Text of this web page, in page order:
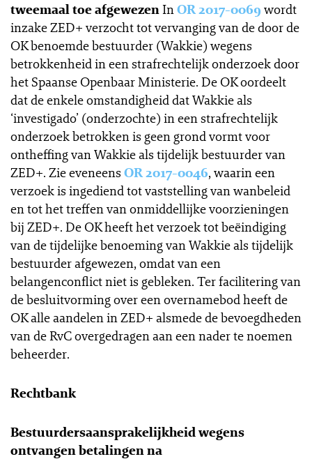
tweemaal toe afgewezenInOR 2017-0069 wordt
inzake ZED+ verzocht tot vervanging van de door de
OK benoemde bestuurder (Wakkie) wegens
betrokkenheid in een strafrechtelijk onderzoek door
het Spaanse Openbaar Ministerie. De OK oordeelt
dat de enkele omstandigheid dat Wakkie als
‘investigado’ (onderzochte) in een strafrechtelijk
onderzoek betrokken is geen grond vormt voor
ontheffing van Wakkie als tijdelijk bestuurder van
ZED+. Zie eveneens OR 2017-0046, waarin een
verzoek is ingediend tot vaststelling van wanbeleid
en tot het treffen van onmiddellijke voorzieningen
bij ZED+. De OK heeft het verzoek tot beëindiging
van de tijdelijke benoeming van Wakkie als tijdelijk
bestuurder afgewezen, omdat van een
belangenconflict niet is gebleken. Ter facilitering van
de besluitvorming over een overnamebod heeft de
OK alle aandelen in ZED+ alsmede de bevoegdheden
van de RvC overgedragen aan een nader te noemen
beheerder.
Rechtbank
Bestuurdersaansprakelijkheid wegens
ontvangen betalingen na